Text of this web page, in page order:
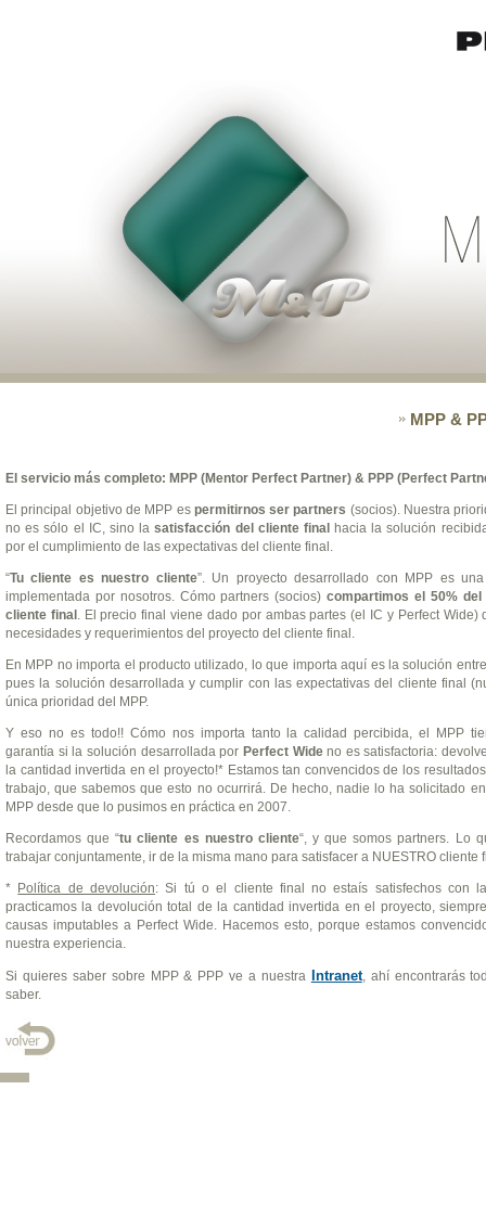
MPP &
El servicio más completo: MPP (Mentor Perfect Partner) & PPP (Perfect
El principal objetivo de MPP es permitirnos ser partners (socios). Nuestra
no es sólo el IC, sino lasatisfacción del cliente final
hacia la solución
por el cumplimiento de las expectativas del cliente final.
“Tu cliente es nuestro cliente”. Un proyecto desarrollado con MPP es
implementada por nosotros. Cómo partners (socios)compartimos el 50%
cliente final . El precio final viene dado por ambas partes (el IC y Perfect Wide)
necesidades y requerimientos del proyecto del cliente final.
En MPP no importa el producto utilizado, lo que importa aquí es la solución
pues la solución desarrollada y cumplir con las expectativas del cliente final
única prioridad del MPP.
Y eso no es todo!! Cómo nos importa tanto la calidad percibida, el MPP
garantía si la solución desarrollada por Perfect Wideno es satisfactoria:
la cantidad invertida en el proyecto!* Estamos tan convencidos de los
trabajo, que sabemos que esto no ocurrirá. De hecho, nadie lo ha solicitado
MPP desde que lo pusimos en práctica en 2007.
Recordamos que “tu cliente es nuestro cliente“, y que somos partners. Lo
trabajar conjuntamente, ir de la misma mano para satisfacer a NUESTRO cliente
* Política de devolución: Si tú o el cliente final no estaís satisfechos con
practicamos la devolución total de la cantidad invertida en el proyecto,
causas imputables a Perfect Wide. Hacemos esto, porque estamos
nuestra experiencia.
Si quieres saber sobre MPP & PPP ve a nuestra Intranet, ahí encontrarás
saber.